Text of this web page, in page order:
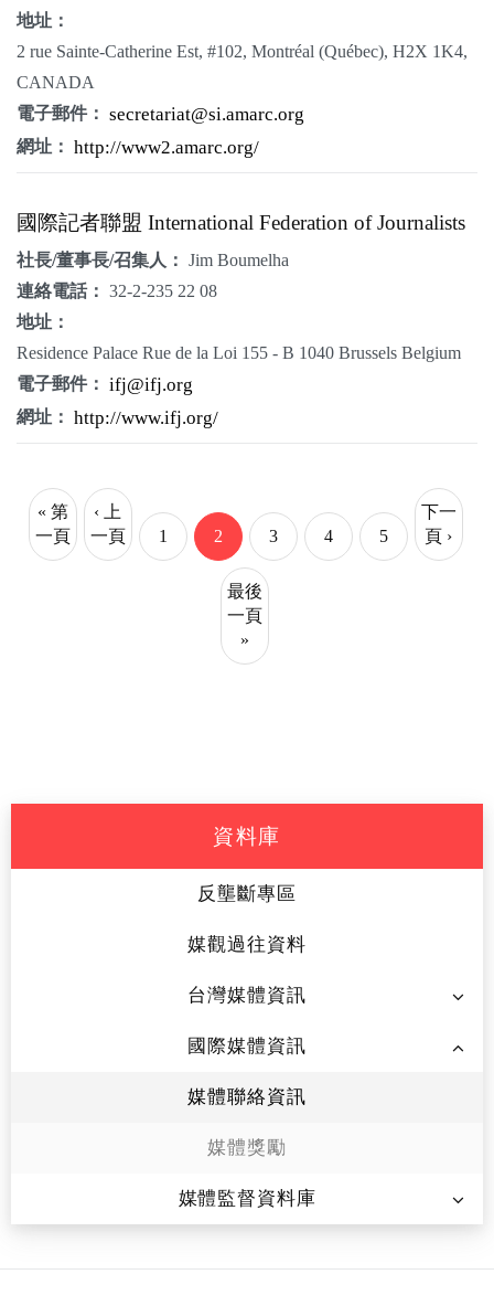
地址：
2 rue Sainte-Catherine Est, #102, Montréal (Québec), H2X 1K4,
CANADA
電子郵件： secretariat@si.amarc.org
網址： http://www2.amarc.org/
國際記者聯盟 International Federation of Journalists
社長/董事長/召集人： Jim Boumelha
連絡電話： 32-2-235 22 08
地址：
Residence Palace Rue de la Loi 155 - B 1040 Brussels Belgium
電子郵件： ifj@ifj.org
網址： http://www.ifj.org/
« 第
一頁
‹ 上
一頁
1 2 3 4 5
下一
頁 ›
最後
一頁
»
資料庫
反壟斷專區
媒觀過往資料
台灣媒體資訊
國際媒體資訊
媒體聯絡資訊
媒體獎勵
媒體監督資料庫